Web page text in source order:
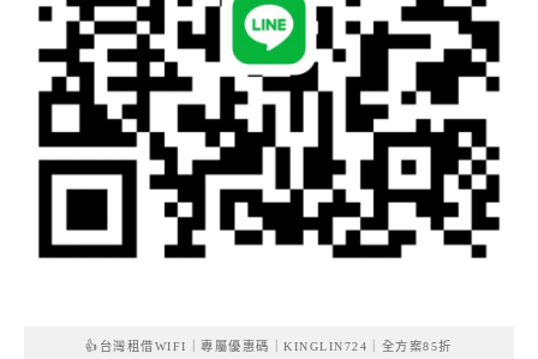
👍台灣租借WIFI｜專屬優惠碼｜KINGLIN724｜全方案85折